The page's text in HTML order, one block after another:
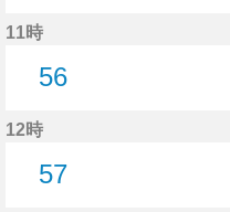
11時
56
12時
57